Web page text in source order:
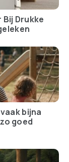
Drukke
bijna
goed